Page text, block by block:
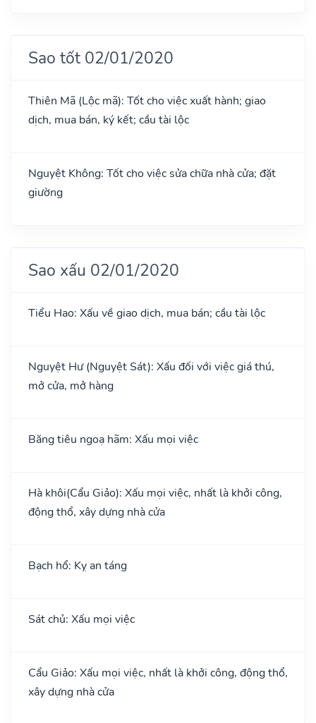
Sao tốt 02/01/2020
Thiên Mã (Lộc mã): Tốt cho việc xuất hành; giao
dịch, mua bán, ký kết; cầu tài lộc
Nguyệt Không: Tốt cho việc sửa chữa nhà cửa; đặt
giường
Sao xấu 02/01/2020
Tiểu Hao: Xấu về giao dịch, mua bán; cầu tài lộc
Nguyệt Hư (Nguyệt Sát): Xấu đối với việc giá thú,
mở cửa, mở hàng
Băng tiêu ngoạ hãm: Xấu mọi việc
Hà khôi(Cẩu Giảo): Xấu mọi việc, nhất là khởi công,
động thổ, xây dựng nhà cửa
Bạch hổ: Kỵ an táng
Sát chủ: Xấu mọi việc
Cẩu Giảo: Xấu mọi việc, nhất là khởi công, động thổ,
xây dựng nhà cửa